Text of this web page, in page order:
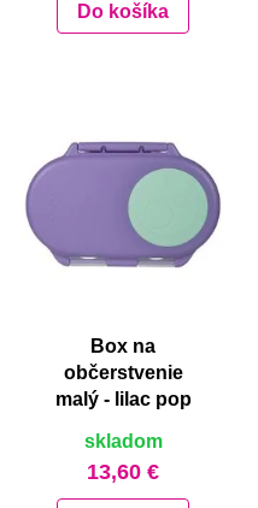
Do košíka
Box na
občerstvenie
malý - lilac pop
skladom
13,60 €